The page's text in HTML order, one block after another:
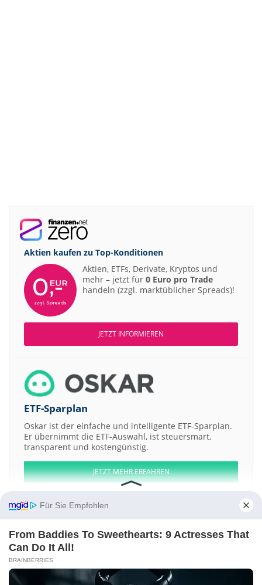
Aktien kaufen zu Top-Konditionen
Aktien, ETFs, Derivate, Kryptos und
mehr – jetzt für 0 Euro pro Trade
handeln (zzgl. marktüblicher Spreads)!
JETZT INFORMIEREN
ETF-Sparplan
Oskar ist der einfache und intelligente ETF-Sparplan.
Er übernimmt die ETF-Auswahl, ist steuersmart,
transparent und kostengünstig.
JETZT MEHR ERFAHREN
Aktien ATX DAX EuroStoxx 50 Dow Jones NASDAQ 100 Nikkei 225
Weitere Aktien:
Für Sie Empfohlen
From Baddies To Sweethearts: 9 Actresses That
Can Do It All!
BRAINBERRIES